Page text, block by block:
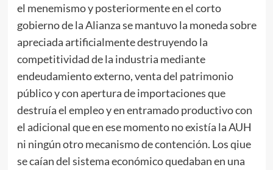
el menemismo y posteriormente en el corto
gobierno de la Alianza se mantuvo la moneda sobre
apreciada artificialmente destruyendo la
competitividad de la industria mediante
endeudamiento externo, venta del patrimonio
público y con apertura de importaciones que
destruía el empleo y en entramado productivo con
el adicional que en ese momento no existía la AUH
ni ningún otro mecanismo de contención. Los qiue
se caían del sistema económico quedaban en una